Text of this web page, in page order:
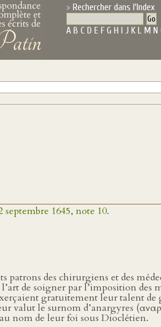
Rechercher dans l'Index
A B C D E F G H I J K L M N